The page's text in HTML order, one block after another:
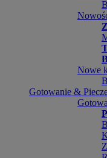
Nowe
Gotowanie &